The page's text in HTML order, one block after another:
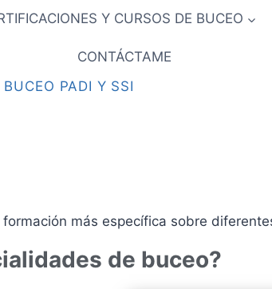
Y CURSOS DE BUCEO
CONTÁCTAME
PADI Y SSI
más específica sobre
de buceo?